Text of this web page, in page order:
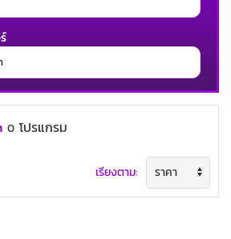
0 โปรแกรม
เรียงตาม: